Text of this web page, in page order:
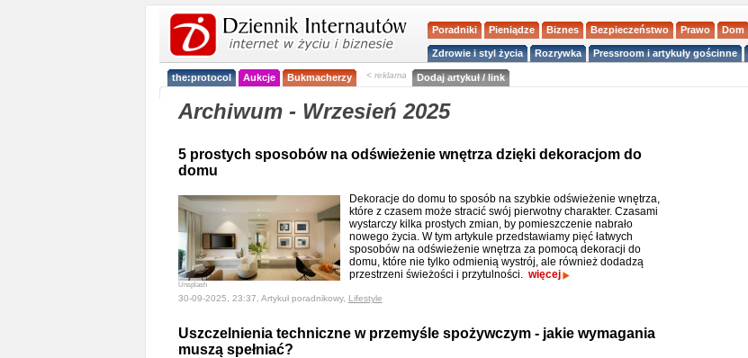
Poradniki Pieniądze Biznes Bezpieczeństwo Prawo Dom
Zdrowie i styl życia Rozrywka Pressroom i artykuły gościnne
the:protocol Aukcje Bukmacherzy < reklama Dodaj artykuł / link
Archiwum - Wrzesień 2025
5 prostych sposobów na odświeżenie wnętrza dzięki dekoracjom do
domu
Unsplash
Dekoracje do domu to sposób na szybkie odświeżenie wnętrza,
które z czasem może stracić swój pierwotny charakter. Czasami
wystarczy kilka prostych zmian, by pomieszczenie nabrało
nowego życia. W tym artykule przedstawiamy pięć łatwych
sposobów na odświeżenie wnętrza za pomocą dekoracji do
domu, które nie tylko odmienią wystrój, ale również dodadzą
przestrzeni świeżości i przytulności. więcej
30-09-2025, 23:37, Artykuł poradnikowy, Lifestyle
Uszczelnienia techniczne w przemyśle spożywczym - jakie wymagania
muszą spełniać?